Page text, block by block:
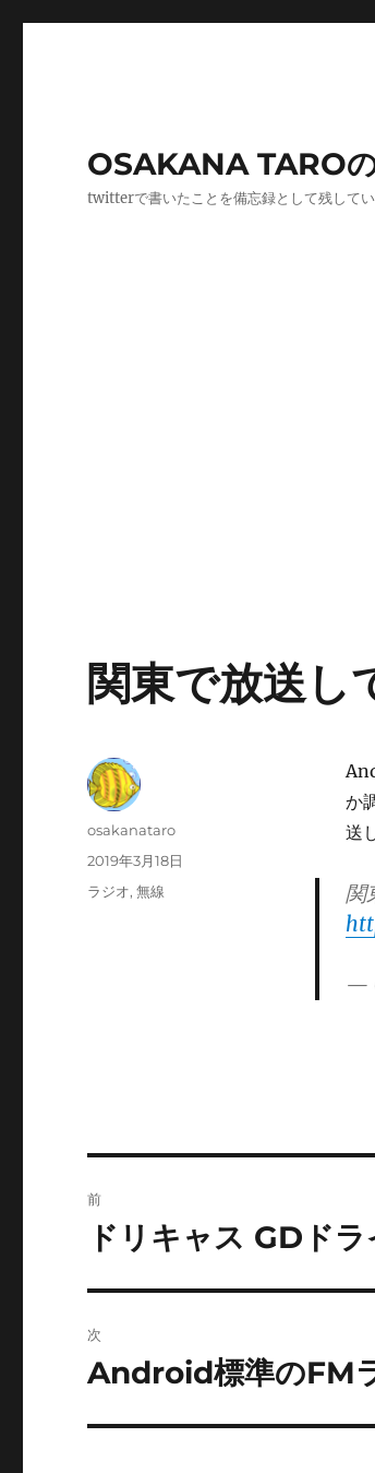
OSAKANA TARO
twitterで書いたことを備忘録として残して
関東で放送し
か
送
関
—
投
osakanataro
投
稿
2019年3月18日
カ
ラジオ,無線
稿
ゲ
前
前
投
稿:
ドリキャス GDド
次
次
投
Android標準のFM